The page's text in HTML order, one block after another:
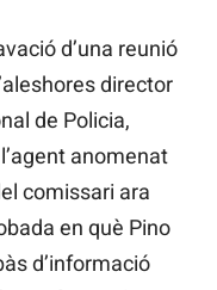
d’una reunió
director
de Policia,
anomenat
comissari ara
en què Pino
d’informació